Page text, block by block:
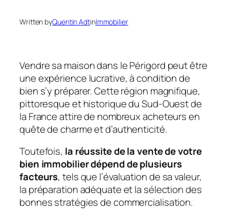
Written byQuentin AdtinImmobilier
Vendre sa maison dans le Périgord peut être
une expérience lucrative, à condition de
bien s’y préparer. Cette région magnifique,
pittoresque et historique du Sud-Ouest de
la France attire de nombreux acheteurs en
quête de charme et d’authenticité.
Toutefois, la réussite de la vente de votre
bien immobilier dépend de plusieurs
facteurs, tels que l’évaluation de sa valeur,
la préparation adéquate et la sélection des
bonnes stratégies de commercialisation.